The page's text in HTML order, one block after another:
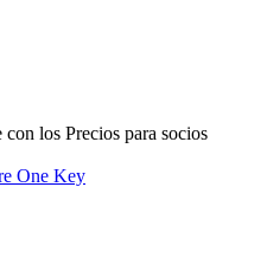
los Precios para socios
One Key